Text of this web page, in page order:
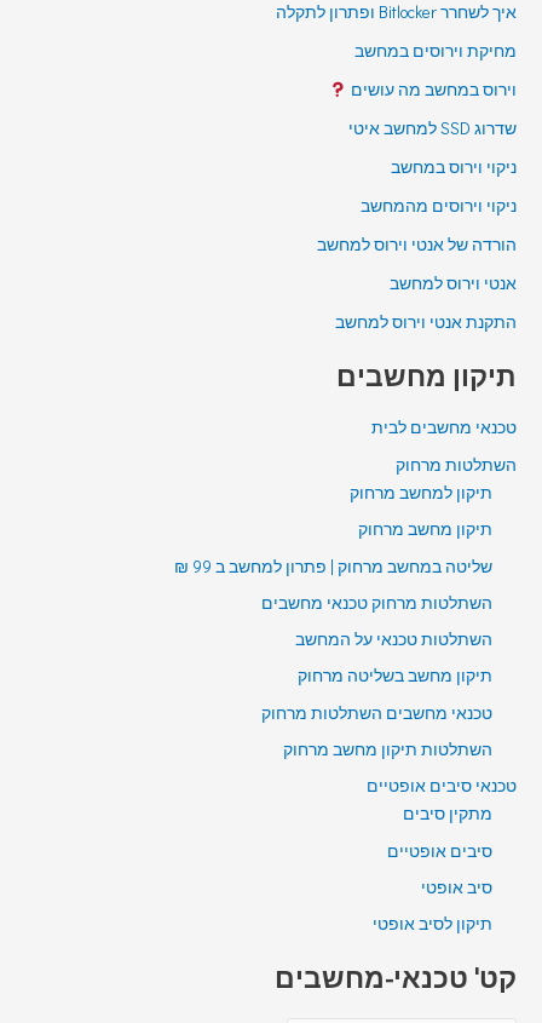
איך לשחרר Bitlocker ופתרון לתקלה
מחיקת וירוסים במחשב
וירוס במחשב מה עושים
שדרוג SSD למחשב איטי
ניקוי וירוס במחשב
ניקוי וירוסים מהמחשב
הורדה של אנטי וירוס למחשב
אנטי וירוס למחשב
התקנת אנטי וירוס למחשב
תיקון מחשבים
טכנאי מחשבים לבית
השתלטות מרחוק
תיקון למחשב מרחוק
תיקון מחשב מרחוק
שליטה במחשב מרחוק | פתרון למחשב ב 99 ₪
השתלטות מרחוק טכנאי מחשבים
השתלטות טכנאי על המחשב
תיקון מחשב בשליטה מרחוק
טכנאי מחשבים השתלטות מרחוק
השתלטות תיקון מחשב מרחוק
טכנאי סיבים אופטיים
מתקין סיבים
סיבים אופטיים
סיב אופטי
תיקון לסיב אופטי
קט' טכנאי-מחשבים